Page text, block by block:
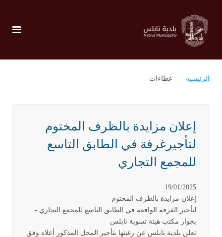
الرئيسيه عطاءات
إعلان مزايدة بالظرف المختوم
لتأجيرغرفة في الطابق التاسع
للمجمع التجاري
19/01/2025
إعلان مزايدة بالظرف المختوم
لتأجير الغرفة الواقعة في الطابق التاسع للمجمع التجاري -
بجوار مكتب هيئة تسوية نابلس
تعلن بلدية نابلس عن رغبتها بتأجير المحل المذكور أعلاه وفق